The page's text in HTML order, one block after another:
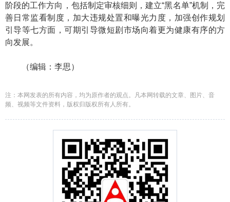
阶段的工作方向，包括制定审核细则，建立“黑名单”机制，完
善日常监看制度，加大违规处置和曝光力度，加强创作规划
引导等七方面，可期引导微短剧市场向着更为健康有序的方
向发展。
（编辑：李思）
注：本网发表的所有内容，均为原作者的观点。凡本网转载的文章、图片、音
频、视频等文件资料，版权归版权所有人所有。